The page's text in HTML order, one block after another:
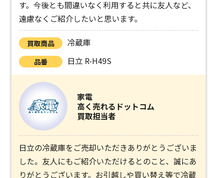
す。今後とも間違いなく利用すると共に友人など、
遠慮なくご紹介したいと思います。
買取商品 冷蔵庫
品番 日立 R-H49S
家電
高く売れるドットコム
買取担当者
日立の冷蔵庫をご売却いただきありがとうございま
した。友人にもご紹介いただけるとのこと、誠にあ
りがとうございます。お引越しや買い替え等で冷蔵